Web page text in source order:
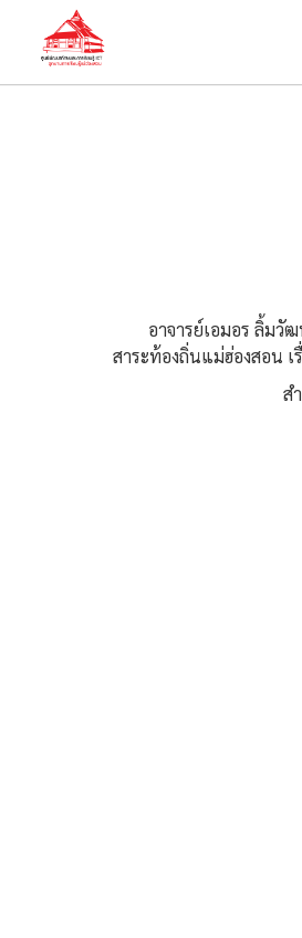
อาจารย์เอมอร ลิ้มวัฒน
สาระท้องถิ่นแม่ฮ่องสอน
ส